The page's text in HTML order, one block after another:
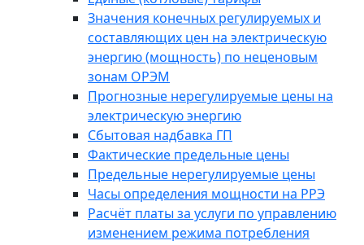
Значения конечных регулируемых и
составляющих цен на электрическую
энергию (мощность) по неценовым
зонам ОРЭМ
Прогнозные нерегулируемые цены на
электрическую энергию
Сбытовая надбавка ГП
Фактические предельные цены
Предельные нерегулируемые цены
Часы определения мощности на РРЭ
Расчёт платы за услуги по управлению
изменением режима потребления